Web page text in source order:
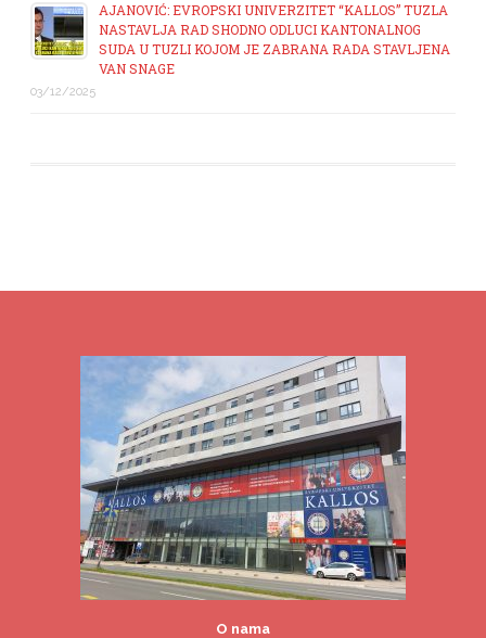
AJANOVIĆ: EVROPSKI UNIVERZITET “KALLOS” TUZLA
NASTAVLJA RAD SHODNO ODLUCI KANTONALNOG
SUDA U TUZLI KOJOM JE ZABRANA RADA STAVLJENA
VAN SNAGE
03/12/2025
O nama